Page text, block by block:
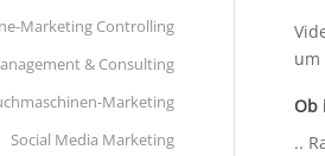
um
Ob
..
Marketing Controlling
& Consulting
Marketing
Social Media Marketing